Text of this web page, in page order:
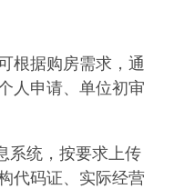
根据购房需求，通
人申请、单位初审
系统，按要求上传
代码证、实际经营